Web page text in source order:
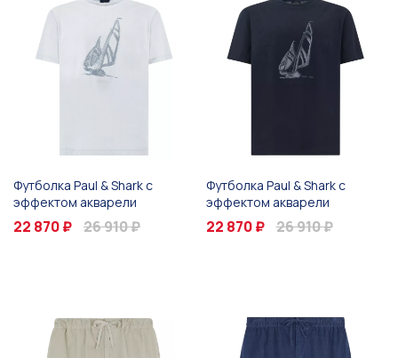
Футболка Paul & Shark с
эффектом акварели
22 870 ₽ 26 910 ₽
Футболка Paul & Shark с
эффектом акварели
22 870 ₽ 26 910 ₽